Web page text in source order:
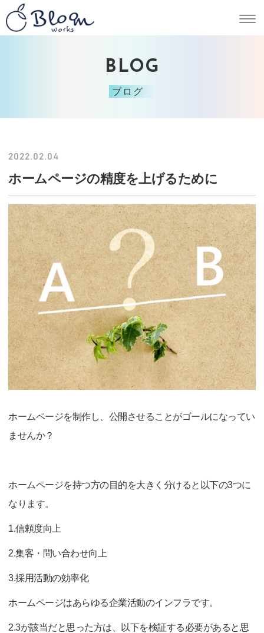
BLOG
ブログ
2022.02.04
ホームページの精度を上げるために
ホームページを制作し、公開させることがゴールになってい
ませんか？
ホームページを持つ方の目的を大きく分けると以下の3つに
なります。
1.信頼度向上
2.集客・問い合わせ向上
3.採用活動の効率化
ホームページはあらゆる企業活動のインフラです。
2.3が該当だと思った方は、以下を検証する必要があると思